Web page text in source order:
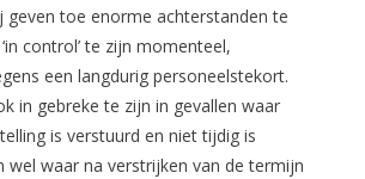
geven toe enorme achterstanden te
control’ te zijn momenteel,
een langdurig personeelstekort.
in gebreke te zijn in gevallen waar
is verstuurd en niet tijdig is
wel waar na verstrijken van de termijn